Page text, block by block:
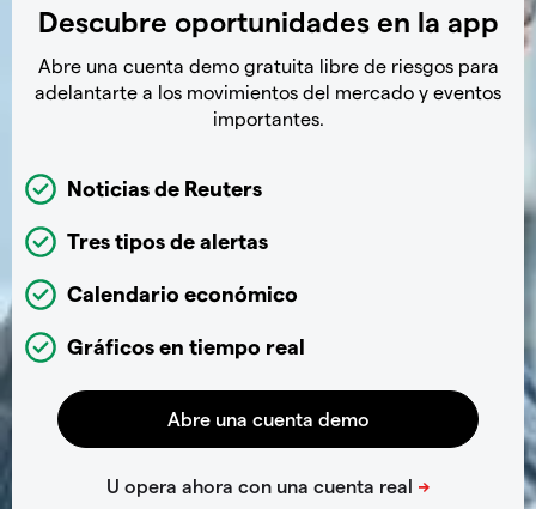
Descubre oportunidades en la app
Abre una cuenta demo gratuita libre de riesgos para
adelantarte a los movimientos del mercado y eventos
importantes.
Noticias de Reuters
Tres tipos de alertas
Calendario económico
Gráficos en tiempo real